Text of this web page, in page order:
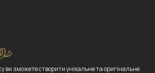
ви зможете створити унікальне та оригінальне